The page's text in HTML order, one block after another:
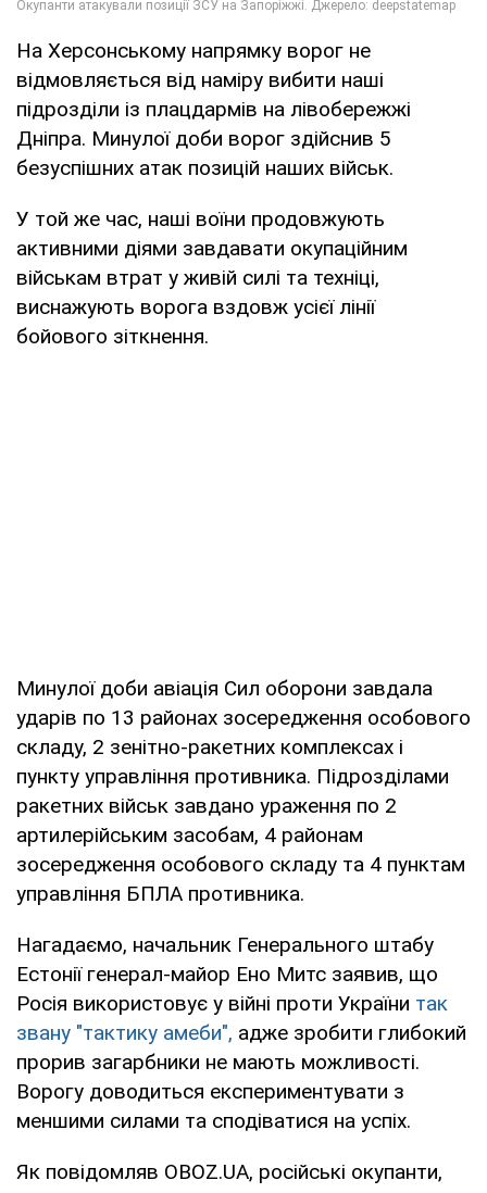
На Херсонському напрямку ворог не
відмовляється від наміру вибити наші
підрозділи із плацдармів на лівобережжі
Дніпра. Минулої доби ворог здійснив 5
безуспішних атак позицій наших військ.
У той же час, наші воїни продовжують
активними діями завдавати окупаційним
військам втрат у живій силі та техніці,
виснажують ворога вздовж усієї лінії
бойового зіткнення.
Минулої доби авіація Сил оборони завдала
ударів по 13 районах зосередження особового
складу, 2 зенітно-ракетних комплексах і
пункту управління противника. Підрозділами
ракетних військ завдано ураження по 2
артилерійським засобам, 4 районам
зосередження особового складу та 4 пунктам
управління БПЛА противника.
Нагадаємо, начальник Генерального штабу
Естонії генерал-майор Ено Митс заявив, що
Росія використовує у війні проти України так
звану "тактику амеби", адже зробити глибокий
прорив загарбники не мають можливості.
Ворогу доводиться експериментувати з
меншими силами та сподіватися на успіх.
Як повідомляв OBOZ.UA, російські окупанти,